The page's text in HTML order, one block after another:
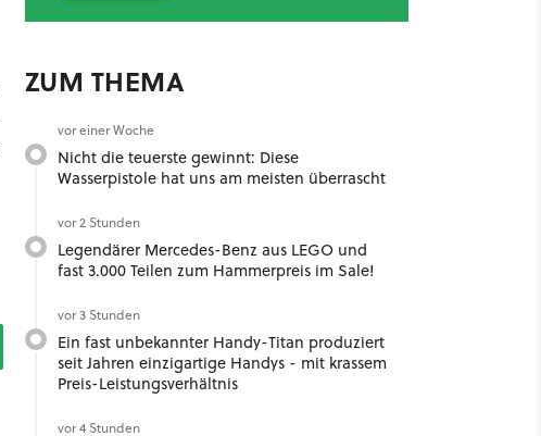
ZUM THEMA
vor einer Woche
Nicht die teuerste gewinnt: Diese
Wasserpistole hat uns am meisten überrascht
vor 2 Stunden
Legendärer Mercedes-Benz aus LEGO und
fast 3.000 Teilen zum Hammerpreis im Sale!
vor 3 Stunden
Ein fast unbekannter Handy-Titan produziert
seit Jahren einzigartige Handys - mit krassem
Preis-Leistungsverhältnis
vor 4 Stunden